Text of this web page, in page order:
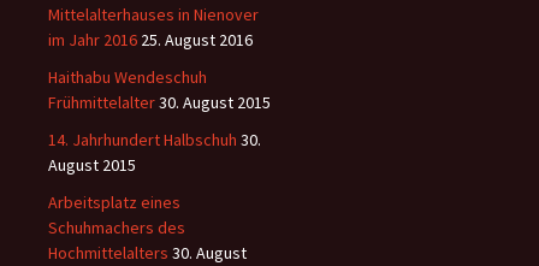
Mittelalterhauses in Nienover
im Jahr 2016 25. August 2016
Haithabu Wendeschuh
Frühmittelalter30. August 2015
14. Jahrhundert Halbschuh 30.
August 2015
Arbeitsplatz eines
Schuhmachers des
Hochmittelalters 30. August